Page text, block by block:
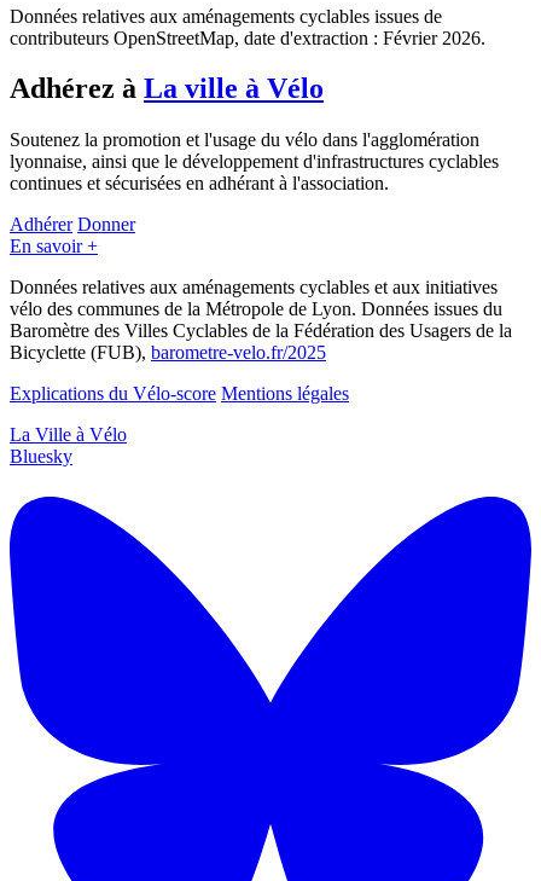
Données relatives aux aménagements cyclables issues de
contributeurs OpenStreetMap, date d'extraction : Février 2026.
Adhérez à La ville à Vélo
Soutenez la promotion et l'usage du vélo dans l'agglomération
lyonnaise, ainsi que le développement d'infrastructures cyclables
continues et sécurisées en adhérant à l'association.
Adhérer Donner
En savoir +
Données relatives aux aménagements cyclables et aux initiatives
vélo des communes de la Métropole de Lyon. Données issues du
Baromètre des Villes Cyclables de la Fédération des Usagers de la
Bicyclette (FUB), barometre-velo.fr/2025
Explications du Vélo-score Mentions légales
La Ville à Vélo
Bluesky